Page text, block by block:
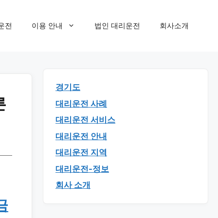
전 이용 안내 법인 대리운전 회사소개
경기도
대리운전 사례
대리운전 서비스
대리운전 안내
대리운전 지역
대리운전-정보
회사 소개